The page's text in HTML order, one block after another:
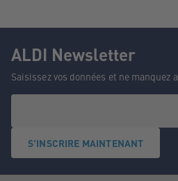
ALDI Newsletter
Saisissez vos données et ne manquez
S'INSCRIRE MAINTENANT